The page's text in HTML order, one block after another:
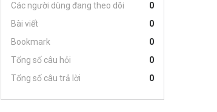
Các người dùng đang theo dõi
0
Bài viết
0
Bookmark
0
Tổng số câu hỏi
0
Tổng số câu trả lời
0